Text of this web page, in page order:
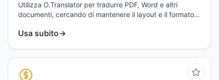
Utilizza O.Translator per tradurre PDF, Word e altri
documenti, cercando di mantenere il layout e il formato
Usa subito→